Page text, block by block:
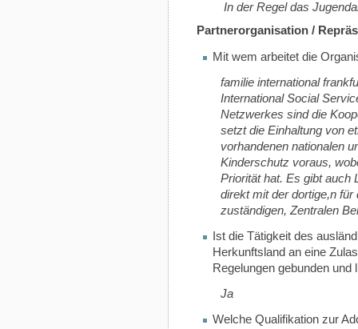
In der Regel das
Partnerorganisation /
Mit wem arbeitet die
familie international
International Social
Netzwerkes sind die
setzt die Einhaltung von
vorhandenen nationalen
Kinderschutz voraus,
Priorität hat. Es gibt auch
direkt mit der dortige,n für
zuständigen, Zentralen
Ist die Tätigkeit des
Herkunftsland an eine
Regelungen gebunden und
Ja
Welche Qualifikation zur